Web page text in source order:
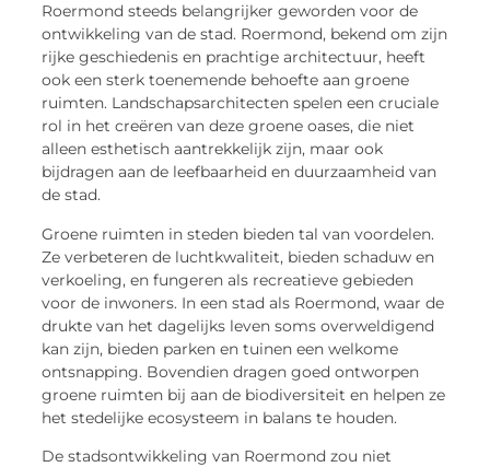
Roermond steeds belangrijker geworden voor de
ontwikkeling van de stad. Roermond, bekend om zijn
rijke geschiedenis en prachtige architectuur, heeft
ook een sterk toenemende behoefte aan groene
ruimten. Landschapsarchitecten spelen een cruciale
rol in het creëren van deze groene oases, die niet
alleen esthetisch aantrekkelijk zijn, maar ook
bijdragen aan de leefbaarheid en duurzaamheid van
de stad.
Groene ruimten in steden bieden tal van voordelen.
Ze verbeteren de luchtkwaliteit, bieden schaduw en
verkoeling, en fungeren als recreatieve gebieden
voor de inwoners. In een stad als Roermond, waar de
drukte van het dagelijks leven soms overweldigend
kan zijn, bieden parken en tuinen een welkome
ontsnapping. Bovendien dragen goed ontworpen
groene ruimten bij aan de biodiversiteit en helpen ze
het stedelijke ecosysteem in balans te houden.
De stadsontwikkeling van Roermond zou niet